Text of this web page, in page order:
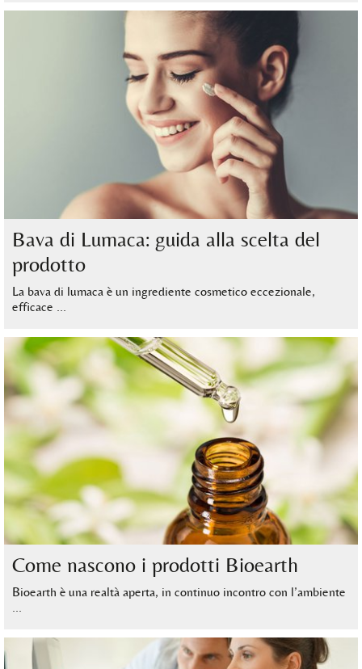
Bava di Lumaca: guida alla scelta del
prodotto
La bava di lumaca è un ingrediente cosmetico eccezionale,
efficace …
Come nascono i prodotti Bioearth
Bioearth è una realtà aperta, in continuo incontro con l’ambiente
…